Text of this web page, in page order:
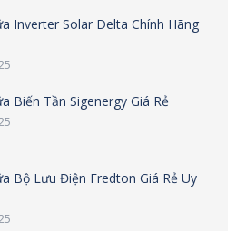
Inverter Solar Delta Chính Hãng
Biến Tần Sigenergy Giá Rẻ
Bộ Lưu Điện Fredton Giá Rẻ Uy